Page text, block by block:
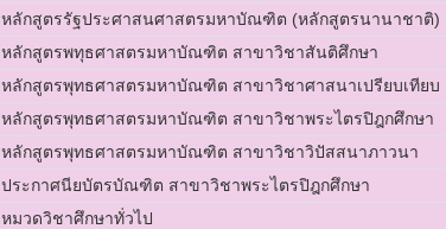
หลักสูตรรัฐประศาสนศาสตรมหาบัณฑิต (หลักสูตรนานาชาติ)
หลักสูตรพทุธศาสตรมหาบัณฑิต สาขาวิชาสันติศึกษา
หลักสูตรพุทธศาสตรมหาบัณฑิต สาขาวิชาศาสนาเปรียบเทียบ
หลักสูตรพุทธศาสตรมหาบัณฑิต สาขาวิชาพระไตรปิฎกศึกษา
หลักสูตรพุทธศาสตรมหาบัณฑิต สาขาวิชาวิปัสสนาภาวนา
ประกาศนียบัตรบัณฑิต สาขาวิชาพระไตรปิฎกศึกษา
หมวดวิชาศึกษาทั่วไป